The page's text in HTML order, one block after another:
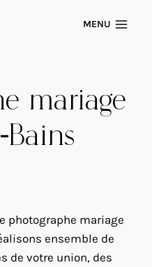
MENU
mariage
photographe mariage
ensemble de
de votre union, des